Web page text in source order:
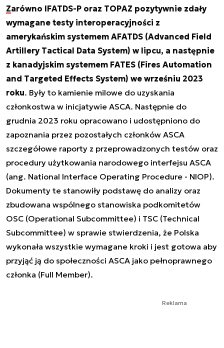
Zarówno IFATDS-P oraz TOPAZ pozytywnie zdały
wymagane testy interoperacyjności z
amerykańskim systemem AFATDS (Advanced Field
Artillery Tactical Data System) w lipcu, a następnie
z kanadyjskim systemem FATES (Fires Automation
and Targeted Effects System) we wrześniu 2023
roku. Były to kamienie milowe do uzyskania
członkostwa w inicjatywie ASCA. Następnie do
grudnia 2023 roku opracowano i udostępniono do
zapoznania przez pozostałych członków ASCA
szczegółowe raporty z przeprowadzonych testów oraz
procedury użytkowania narodowego interfejsu ASCA
(ang. National Interface Operating Procedure - NIOP).
Dokumenty te stanowiły podstawę do analizy oraz
zbudowana wspólnego stanowiska podkomitetów
OSC (Operational Subcommittee) i TSC (Technical
Subcommittee) w sprawie stwierdzenia, że Polska
wykonała wszystkie wymagane kroki i jest gotowa aby
przyjąć ją do społeczności ASCA jako pełnoprawnego
członka (Full Member).
Reklama